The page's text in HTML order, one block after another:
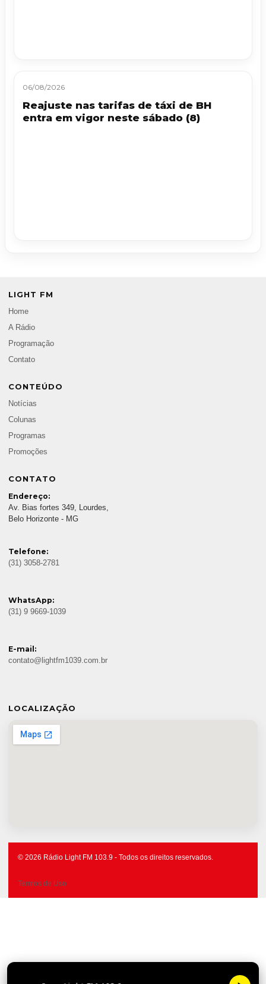
06/08/2026
Reajuste nas tarifas de táxi de BH
entra em vigor neste sábado (8)
LIGHT FM
Home
A Rádio
Programação
Contato
CONTEÚDO
Notícias
Colunas
Programas
Promoções
CONTATO
Endereço:
Av. Bias fortes 349, Lourdes,
Belo Horizonte - MG
Telefone:
(31) 3058-2781
WhatsApp:
(31) 9 9669-1039
E-mail:
contato@lightfm1039.com.br
LOCALIZAÇÃO
© 2026 Rádio Light FM 103.9 - Todos os direitos reservados.
Termos de Uso